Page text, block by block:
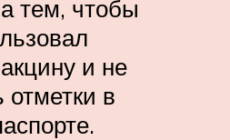
тем, чтобы
и не
в